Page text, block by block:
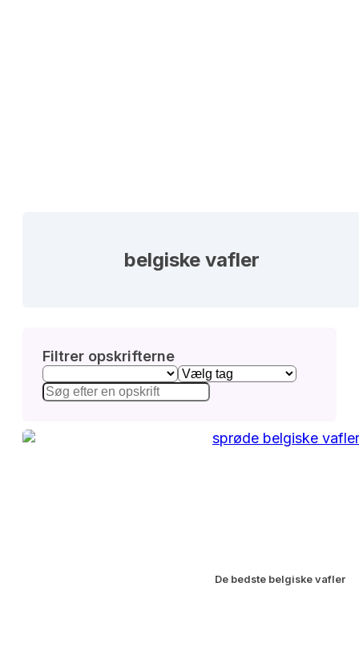
belgiske vafler
Filtrer opskrifterne
De bedste belgiske vafler